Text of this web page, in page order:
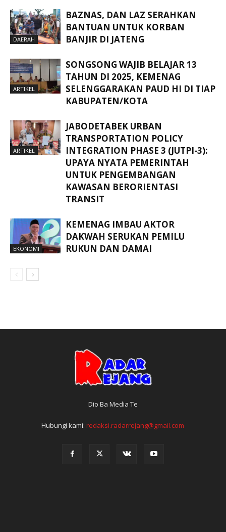
DAERAH
BAZNAS, DAN LAZ SERAHKAN
BANTUAN UNTUK KORBAN
BANJIR DI JATENG
ARTIKEL
SONGSONG WAJIB BELAJAR 13
TAHUN DI 2025, KEMENAG
SELENGGARAKAN PAUD HI DI TIAP
KABUPATEN/KOTA
ARTIKEL
JABODETABEK URBAN
TRANSPORTATION POLICY
INTEGRATION PHASE 3 (JUTPI-3):
UPAYA NYATA PEMERINTAH
UNTUK PENGEMBANGAN
KAWASAN BERORIENTASI
TRANSIT
EKONOMI
KEMENAG IMBAU AKTOR
DAKWAH SERUKAN PEMILU
RUKUN DAN DAMAI
Dio Ba Media Te
Hubungi kami:redaksi.radarrejang@gmail.com